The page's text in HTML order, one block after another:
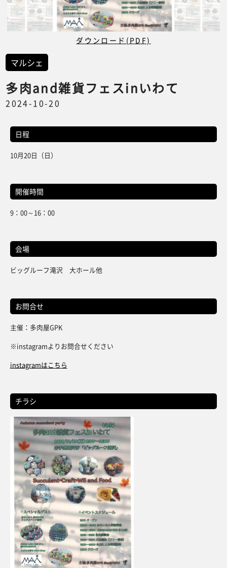
ダウンロード(PDF)
マルシェ
多肉and雑貨フェスinいわて
2024-10-20
日程
10月20日（日）
開催時間
9：00～16：00
会場
ビッグルーフ滝沢 大ホール他
お問合せ
主催：多肉屋GPK
※instagramよりお問合せください
instagramはこちら
チラシ